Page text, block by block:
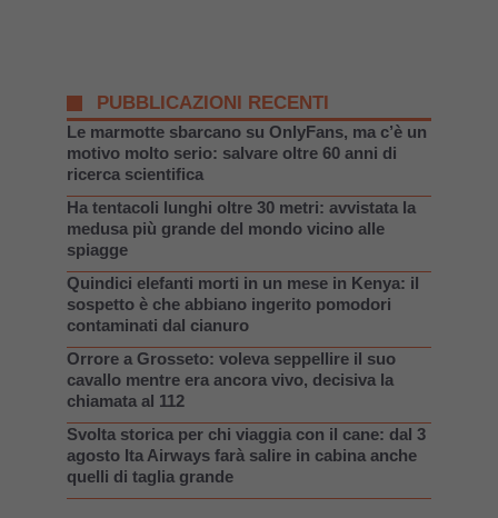
PUBBLICAZIONI RECENTI
Le marmotte sbarcano su OnlyFans, ma c’è un
motivo molto serio: salvare oltre 60 anni di
ricerca scientifica
Ha tentacoli lunghi oltre 30 metri: avvistata la
medusa più grande del mondo vicino alle
spiagge
Quindici elefanti morti in un mese in Kenya: il
sospetto è che abbiano ingerito pomodori
contaminati dal cianuro
Orrore a Grosseto: voleva seppellire il suo
cavallo mentre era ancora vivo, decisiva la
chiamata al 112
Svolta storica per chi viaggia con il cane: dal 3
agosto Ita Airways farà salire in cabina anche
quelli di taglia grande